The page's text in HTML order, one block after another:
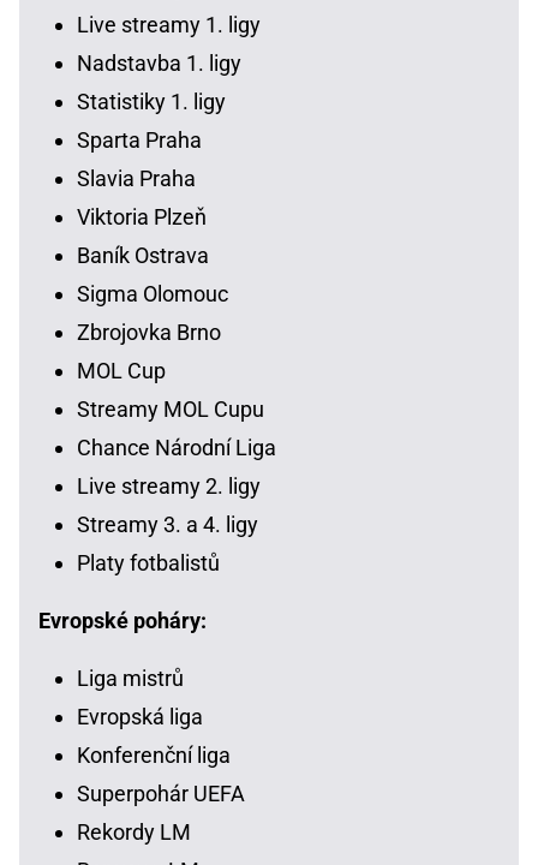
Live streamy 1. ligy
Nadstavba 1. ligy
Statistiky 1. ligy
Sparta Praha
Slavia Praha
Viktoria Plzeň
Baník Ostrava
Sigma Olomouc
Zbrojovka Brno
MOL Cup
Streamy MOL Cupu
Chance Národní Liga
Live streamy 2. ligy
Streamy 3. a 4. ligy
Platy fotbalistů
Evropské poháry:
Liga mistrů
Evropská liga
Konferenční liga
Superpohár UEFA
Rekordy LM